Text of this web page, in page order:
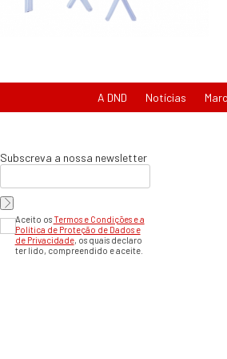
A DND Notícias
Subscreva a nossa newsletter
Aceito osTermos e Condições e a
Política de Proteção de Dados e
de Privacidade, os quais declaro
ter lido, compreendido e aceite.